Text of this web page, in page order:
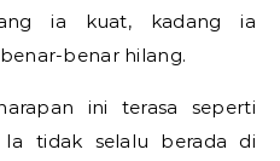
ia kuat, kadang ia
benar hilang.
ini terasa seperti
tidak selalu berada di